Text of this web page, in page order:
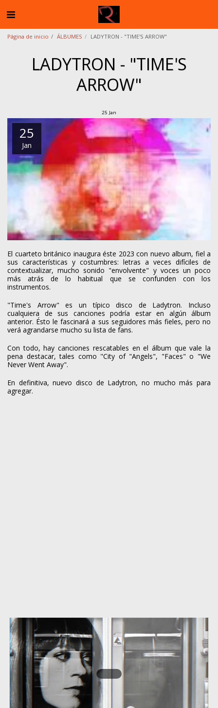
Página de inicio ÁLBUMES LADYTRON - "TIME'S ARROW"
LADYTRON - "TIME'S
ARROW"
25 Jan
25
Jan
El cuarteto británico inaugura éste 2023 con nuevo album, fiel a
sus características y costumbres: letras a veces difíciles de
contextualizar, mucho sonido "envolvente" y voces un poco
más atrás de lo habitual que se confunden con los
instrumentos.
"Time's Arrow" es un típico disco de Ladytron. Incluso
cualquiera de sus canciones podría estar en algún álbum
anterior. Ésto le fascinará a sus seguidores más fieles, pero no
verá agrandarse mucho su lista de fans.
Con todo, hay canciones rescatables en el álbum que vale la
pena destacar, tales como "City of "Angels", "Faces" o "We
Never Went Away".
En definitiva, nuevo disco de Ladytron, no mucho más para
agregar.